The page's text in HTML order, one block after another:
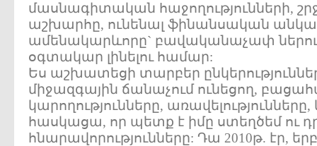
մասնագիտական հաջողությունների,
աշխարհը, ունենալ ֆինանսական
ամենակարևորը` բավականաչափ ներուժ
օգտակար լինելու համար:
Ես աշխատեցի տարբեր
միջազգային ճանաչում ունեցող,
կարողությունները,
հասկացա, որ պետք է իմը ստեղծեմ ու
հնարավորությունները: Դա 2010թ. էր,